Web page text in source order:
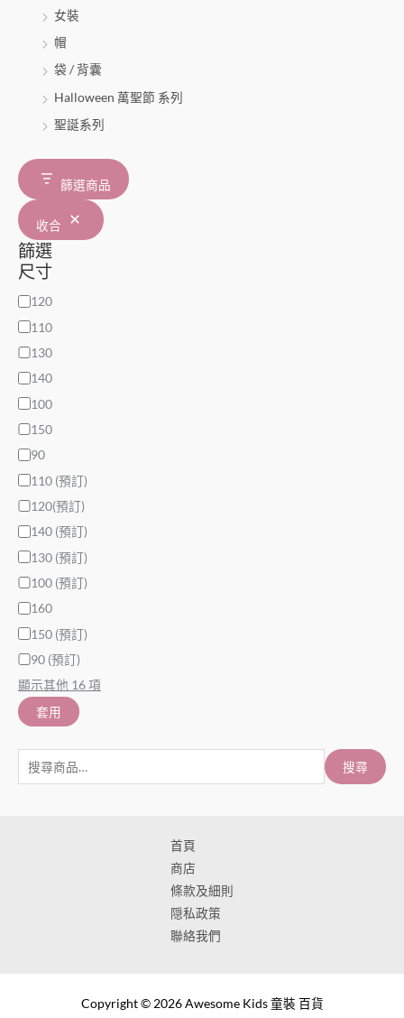
女裝
帽
袋 / 背囊
Halloween 萬聖節 系列
聖誕系列
篩選商品
收合
篩選
尺寸
120
110
130
140
100
150
90
110 (預訂)
120(預訂)
140 (預訂)
130 (預訂)
100 (預訂)
160
150 (預訂)
90 (預訂)
顯示其他 16 項
套用
搜尋
首頁
商店
條款及細則
隠私政策
聯絡我們
Copyright © 2026 Awesome Kids 童裝 百貨